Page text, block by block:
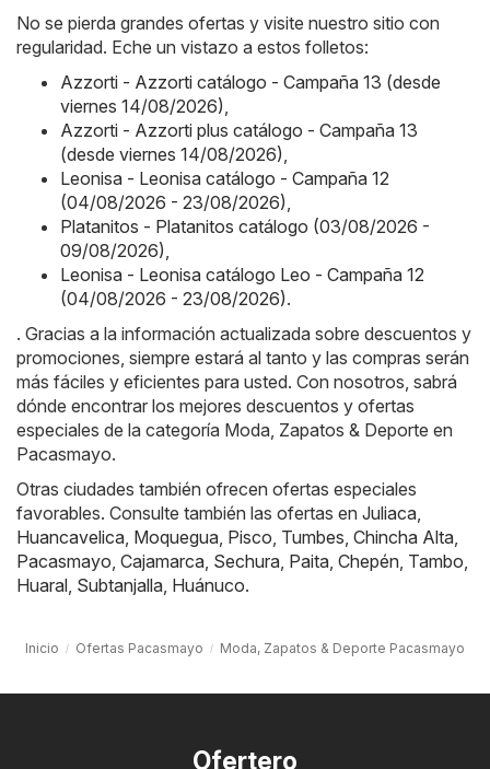
No se pierda grandes ofertas y visite nuestro sitio con
regularidad. Eche un vistazo a estos folletos:
Azzorti - Azzorti catálogo - Campaña 13 (desde
viernes 14/08/2026)
Azzorti - Azzorti plus catálogo - Campaña 13
(desde viernes 14/08/2026)
Leonisa - Leonisa catálogo - Campaña 12
(04/08/2026 - 23/08/2026)
Platanitos - Platanitos catálogo (03/08/2026 -
09/08/2026)
Leonisa - Leonisa catálogo Leo - Campaña 12
(04/08/2026 - 23/08/2026).
. Gracias a la información actualizada sobre descuentos y
promociones, siempre estará al tanto y las compras serán
más fáciles y eficientes para usted. Con nosotros, sabrá
dónde encontrar los mejores descuentos y ofertas
especiales de la categoría Moda, Zapatos & Deporte en
Pacasmayo.
Otras ciudades también ofrecen ofertas especiales
favorables. Consulte también las ofertas en Juliaca
Huancavelica Moquegua Pisco Tumbes Chincha Alta
Pacasmayo Cajamarca Sechura Paita Chepén Tambo
Huaral Subtanjalla Huánuco.
Inicio Ofertas Pacasmayo Moda, Zapatos & Deporte Pacasmayo
Ofertero